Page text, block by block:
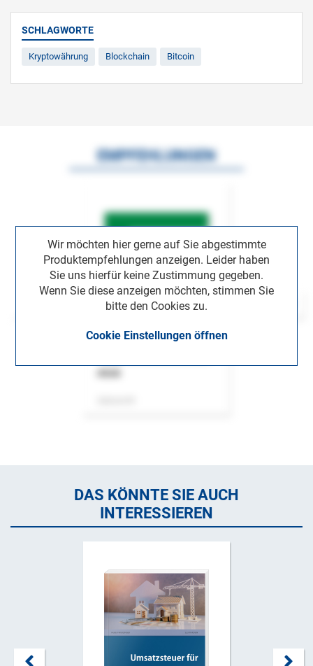
SCHLAGWORTE
Kryptowährung Blockchain Bitcoin
Wir möchten hier gerne auf Sie abgestimmte
Produktempfehlungen anzeigen. Leider haben
Sie uns hierfür keine Zustimmung gegeben.
Wenn Sie diese anzeigen möchten, stimmen Sie
bitte den Cookies zu.
Cookie Einstellungen öffnen
EMPFEHLUNGEN
DAS KÖNNTE SIE AUCH
INTERESSIEREN